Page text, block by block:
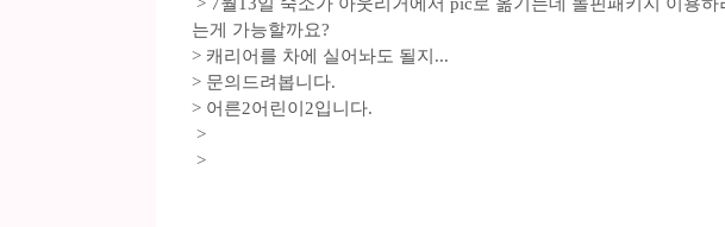
는게 가능할까요?
> 캐리어를 차에 실어놔도 될지...
> 문의드려봅니다.
> 어른2어린이2입니다.
>
>